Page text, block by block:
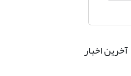
آخرین اخبار